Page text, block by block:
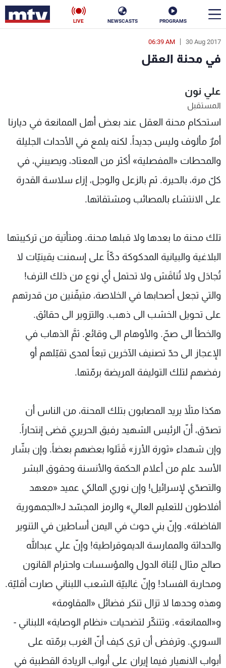
PROGRAMS
NEWSCASTS
LIVE
30 Aug 2017
06:39 AM
في محنة العقل
علي نون
المستقبل
استحكام محنة العقل عند بعض أهل الممانعة في ديارنا
أمرٌ مألوف وليس جديداً. لكنه يلمع في الأحداث الجليلة
والمحطات «المفصلية» أكثر من المعتاد، ويصيبني، في
كلّ مرة، بالحيرة. ثم بالزعل والوجل، إزاء سلاسة القدرة
على الانتشاء بالمصائب ومشتقاتها.
تلك محنة ما بعدها ولا قبلها محنة. ومتأتية من تركيبتها
البلاغية والبيانية المدكوكة دكّاً على إسمنت يقينيّات لا
تُجادَل ولا تُناقَش ولا تحتمل أي نوع من ذلك الترف!
والتي تجعل أصحابها في الخلاصة، متيقّنين من قدرتهم
على تحويل الخشب الى ذهب. والتزوير الى حقائق.
والخطأ الى صحّ. والأوهام الى وقائع. ثمَّ الذهاب في
الإعجاز الى حدّ تصنيف الآخرين تبعاً لمدى تقبّلهم أو
رفضهم لتلك التوليفة المريضة برمّتها.
هكذا مثلاً يريد المصابون بتلك المحنة، من الناس أن
تصدّق، أنّ الرئيس الشهيد رفيق الحريري قضى إنتحاراً.
وإن شهداء «ثورة الأرز» قَتَلوا بعضهم بعضاً. وإن بشّار
الأسد علم من أعلام الحكمة والأنسنة وحقوق البشر
والتصدّي لإسرائيل! وإن نوري المالكي عميد «معهد
أفلاطون للتعليم العالي» والرمز المجسّد لـ«الجمهورية
الفاضلة». وإنّ بني حوث في اليمن أساطين في التنوير
والحداثة والممارسة الديموقراطية! وإنّ علي عبدالله
صالح مثال لبُناة الدول والمؤسسات واحترام القانون
ومحاربة الفساد! وإنّ غالبيّة الشعب اللبناني صارت أقليّة.
وهذه وحدها لا تزال تنكر فضائل «المقاومة»
و«الممانعة». وتتنكّر لتضحيات «نظام الوصاية» اللبناني -
السوري. وترفض أن ترى كيف أنّ الغرب برمّته على
أبواب الانهيار فيما إيران على أبواب الريادة القطبية في
en
الأخبار
سياسة
إقتصاد فن
منوعات رياضة
كأس العالم
شاهد البرامج
الترددات
الإنـتـاج
وظائف
تواصل معنا
سياسة الخصوصية